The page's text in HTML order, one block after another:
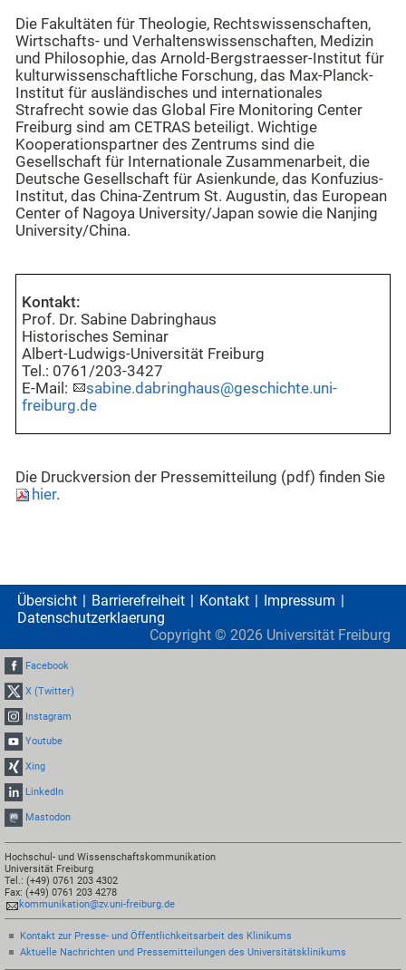
Die Fakultäten für Theologie, Rechtswissenschaften,
Wirtschafts- und Verhaltenswissenschaften, Medizin
und Philosophie, das Arnold-Bergstraesser-Institut für
kulturwissenschaftliche Forschung, das Max-Planck-
Institut für ausländisches und internationales
Strafrecht sowie das Global Fire Monitoring Center
Freiburg sind am CETRAS beteiligt. Wichtige
Kooperationspartner des Zentrums sind die
Gesellschaft für Internationale Zusammenarbeit, die
Deutsche Gesellschaft für Asienkunde, das Konfuzius-
Institut, das China-Zentrum St. Augustin, das European
Center of Nagoya University/Japan sowie die Nanjing
University/China.
Kontakt:
Prof. Dr. Sabine Dabringhaus
Historisches Seminar
Albert-Ludwigs-Universität Freiburg
Tel.: 0761/203-3427
E-Mail:
sabine.dabringhaus@geschichte.uni-
freiburg.de
Die Druckversion der Pressemitteilung (pdf) finden Sie
hier.
Übersicht Barrierefreiheit Kontakt
Impressum
Datenschutzerklaerung
Copyright © 2026 Universität Freiburg
Facebook
X (Twitter)
Instagram
Youtube
Xing
LinkedIn
Mastodon
Hochschul- und Wissenschaftskommunikation
Universität Freiburg
Tel.: (+49) 0761 203 4302
Fax: (+49) 0761 203 4278
kommunikation@zv.uni-freiburg.de
Kontakt zur Presse- und Öffentlichkeitsarbeit des Klinikums
Aktuelle Nachrichten und Pressemitteilungen des Universitätsklinikums